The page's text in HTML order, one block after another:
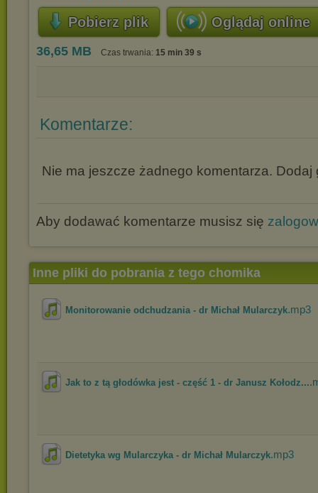
Pobierz plik Oglądaj online
36,65 MB Czas trwania: 15 min 39 s
Komentarze:
Nie ma jeszcze żadnego komentarza. Dodaj
Aby dodawać komentarze musisz się
Inne pliki do pobrania z tego chomika
Monitorowanie odchudzania - dr Michał Mularczyk.mp3
Jak to z tą głodówka jest - część 1 - dr Janusz Kołodz...
Dietetyka wg Mularczyka - dr Michał Mularczyk.mp3